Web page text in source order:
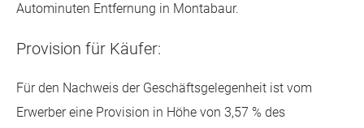
Autominuten Entfernung in Montabaur.
Provision für Käufer:
Für den Nachweis der Geschäftsgelegenheit ist vom
Erwerber eine Provision in Höhe von 3,57 % des